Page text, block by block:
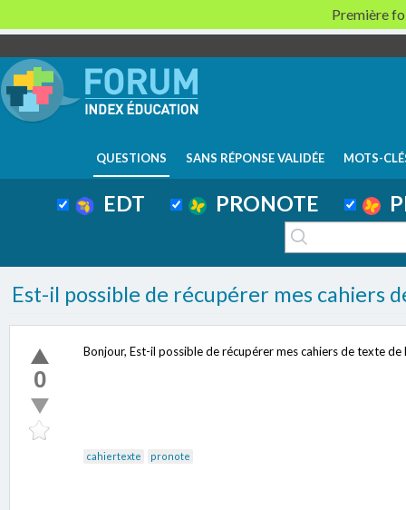
QUESTIONS SANS RÉPONSE VALIDÉE MOTS-
EDT PRONOTE
Est-il possible de récupérer mes cahiers
0
Bonjour, Est-il possible de récupérer mes cahiers de texte
cahiertexte pronote
Première